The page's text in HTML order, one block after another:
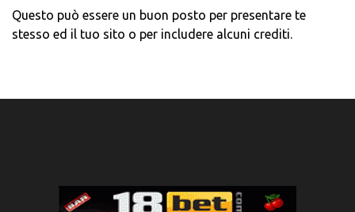
Questo può essere un buon posto per presentare te
stesso ed il tuo sito o per includere alcuni crediti.